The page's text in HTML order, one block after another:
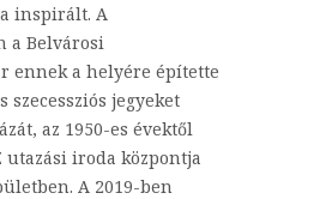
inspirált. A
a Belvárosi
ennek a helyére építette
szecessziós jegyeket
az 1950-es évektől
utazási iroda központja
A 2019-ben